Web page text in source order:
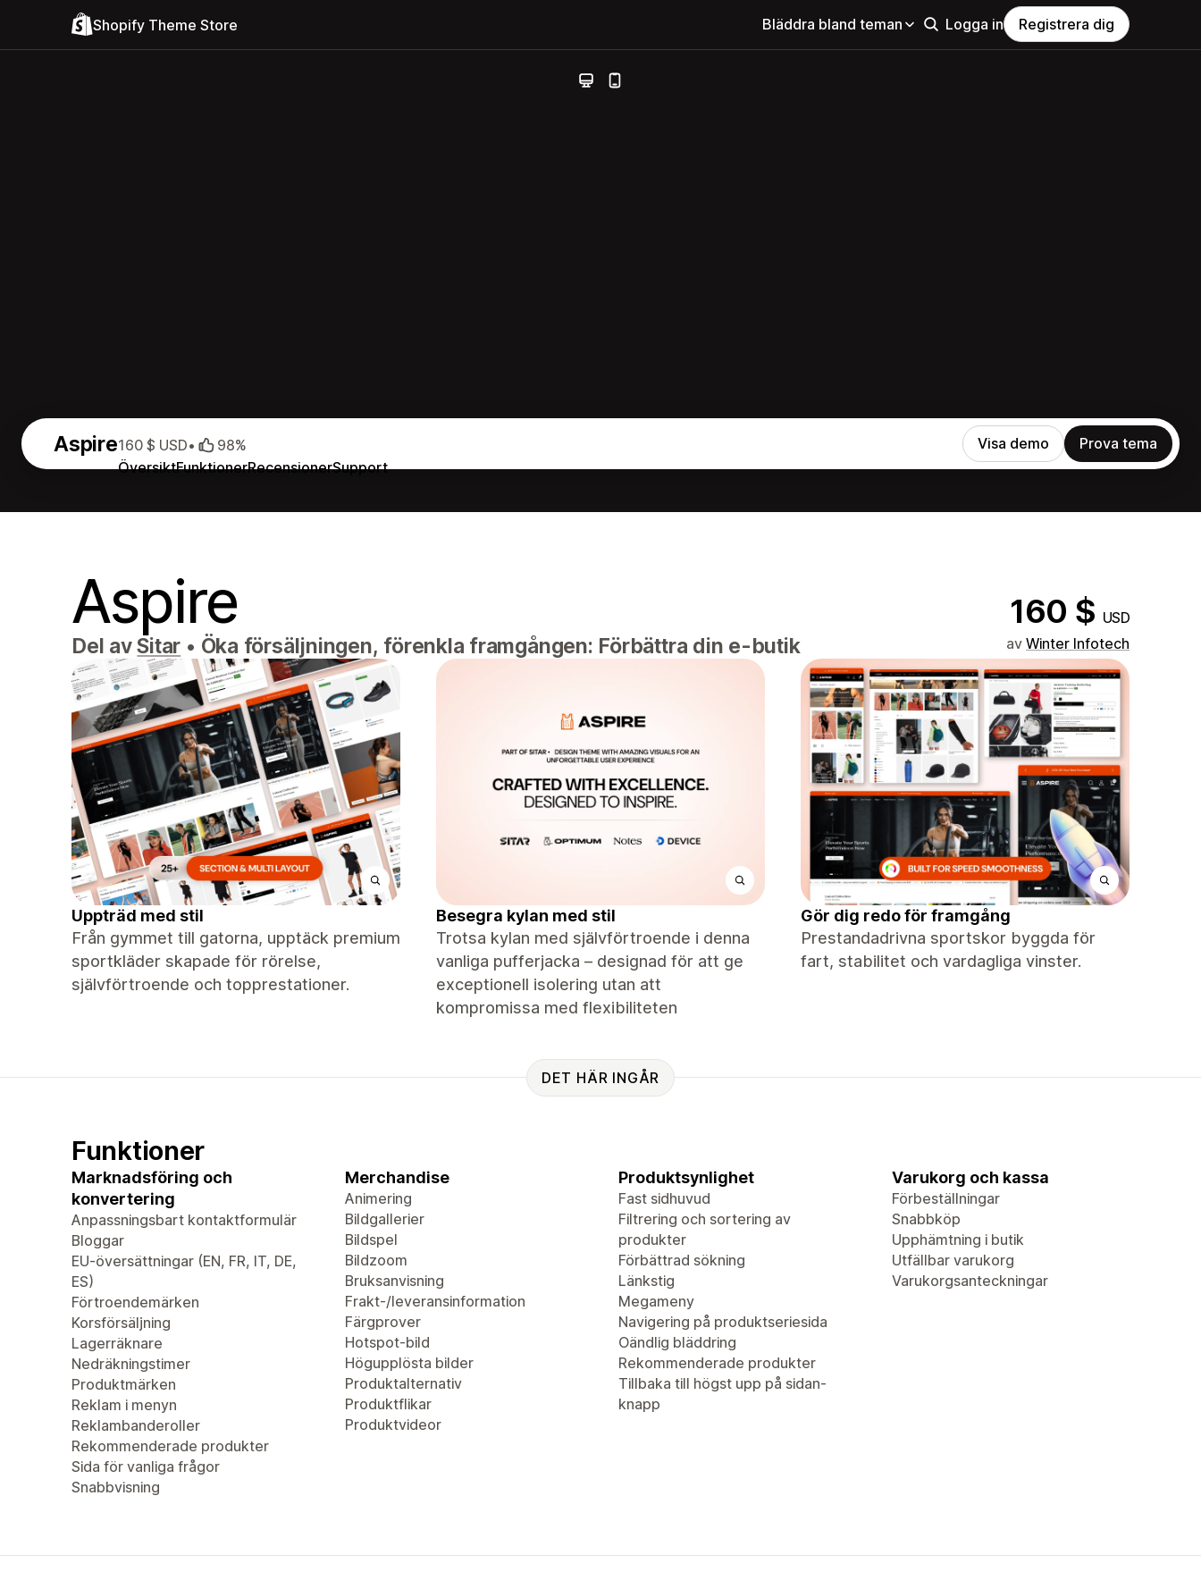
Shopify Theme Store Bläddra bland teman Logga in Registrera dig
Aspire
ÖversiktFunktionerRecensionerSupport
160 $ USD• 98% Visa demo Prova tema
Aspire 160 $ USD
Del avSitar • Öka försäljningen, förenkla framgången: Förbättra din e-butik av Winter Infotech
Uppträd med stil
Från gymmet till gatorna, upptäck premium
sportkläder skapade för rörelse,
självförtroende och topprestationer.
Besegra kylan med stil
Trotsa kylan med självförtroende i denna
vanliga pufferjacka – designad för att ge
exceptionell isolering utan att
kompromissa med flexibiliteten
Gör dig redo för framgång
Prestandadrivna sportskor byggda för
fart, stabilitet och vardagliga vinster.
DET HÄR INGÅR
Funktioner
Marknadsföring och
konvertering
Anpassningsbart kontaktformulär
Bloggar
EU-översättningar (EN, FR, IT, DE,
ES)
Förtroendemärken
Korsförsäljning
Lagerräknare
Nedräkningstimer
Produktmärken
Reklam i menyn
Reklambanderoller
Rekommenderade produkter
Sida för vanliga frågor
Snabbvisning
Merchandise
Animering
Bildgallerier
Bildspel
Bildzoom
Bruksanvisning
Frakt-/leveransinformation
Färgprover
Hotspot-bild
Högupplösta bilder
Produktalternativ
Produktflikar
Produktvideor
Produktsynlighet
Fast sidhuvud
Filtrering och sortering av
produkter
Förbättrad sökning
Länkstig
Megameny
Navigering på produktseriesida
Oändlig bläddring
Rekommenderade produkter
Tillbaka till högst upp på sidan-
knapp
Varukorg och kassa
Förbeställningar
Snabbköp
Upphämtning i butik
Utfällbar varukorg
Varukorgsanteckningar